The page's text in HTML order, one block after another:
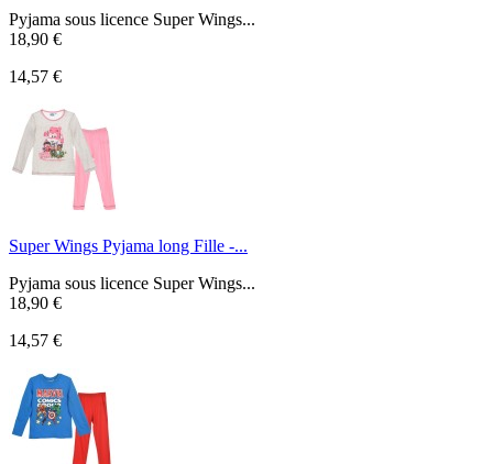
Pyjama sous licence Super Wings...
18,90 €
14,57 €
Super Wings Pyjama long Fille -...
Pyjama sous licence Super Wings...
18,90 €
14,57 €